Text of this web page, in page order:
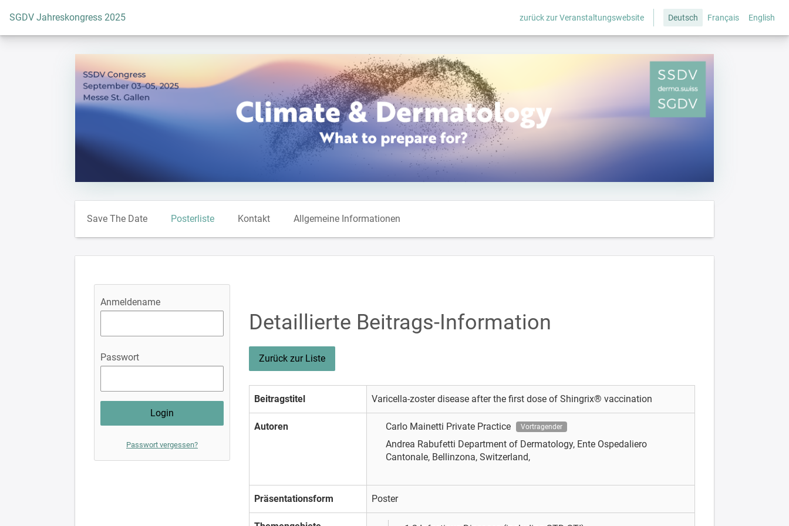
Zur Startseite
SGDV Jahreskongress 2025 zurück zur Veranstaltungswebsite Deutsch Français English
Save The Date Posterliste Kontakt Allgemeine Informationen
Anmeldename
Passwort
Passwort vergessen?
Detaillierte Beitrags-Information
Zurück zur Liste
Beitragstitel Varicella-zoster disease after the first dose of Shingrix® vaccination
Autoren Carlo Mainetti Private Practice Vortragender
Andrea Rabufetti Department of Dermatology, Ente Ospedaliero
Cantonale, Bellinzona, Switzerland,
Präsentationsform Poster